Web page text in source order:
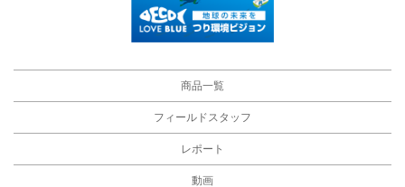
商品一覧
フィールドスタッフ
レポート
動画